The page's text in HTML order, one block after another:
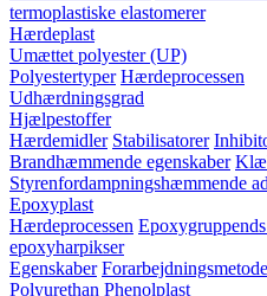
termoplastiske elastomerer
Hærdeplast
Umættet polyester (UP)
Polyestertyper Hærdeprocessen
Udhærdningsgrad
Hjælpestoffer
Hærdemidler Stabilisatorer
Brandhæmmende egenskaber
Styrenfordampningshæmmende
Epoxyplast
Hærdeprocessen
epoxyharpikser
Egenskaber
Polyurethan Phenolplast